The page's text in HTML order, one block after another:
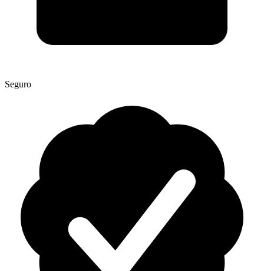
Seguro